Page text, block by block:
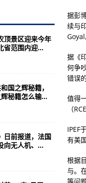
：这一方针着力提高军队应对
次世界大战始于亚洲反法西斯
飞行员，牺牲时平均年龄仅23
著名的海军江阴封锁线泄密案
表演队中队长、空军二级飞行
斯拉拟在美召回逾百万辆汽车
藏宝藏之旅（二）
登场代数：使命召唤
装甲防护采用了模块化装甲板块
据彭
续与
Goyal
据《
何争
错误
值得
（
IPEF
有美
根据
与。
顶景区迎来今年
省范围内迎...
国之辉秘籍，
秘籍怎么输...
日前报道，法国
向无人机、...